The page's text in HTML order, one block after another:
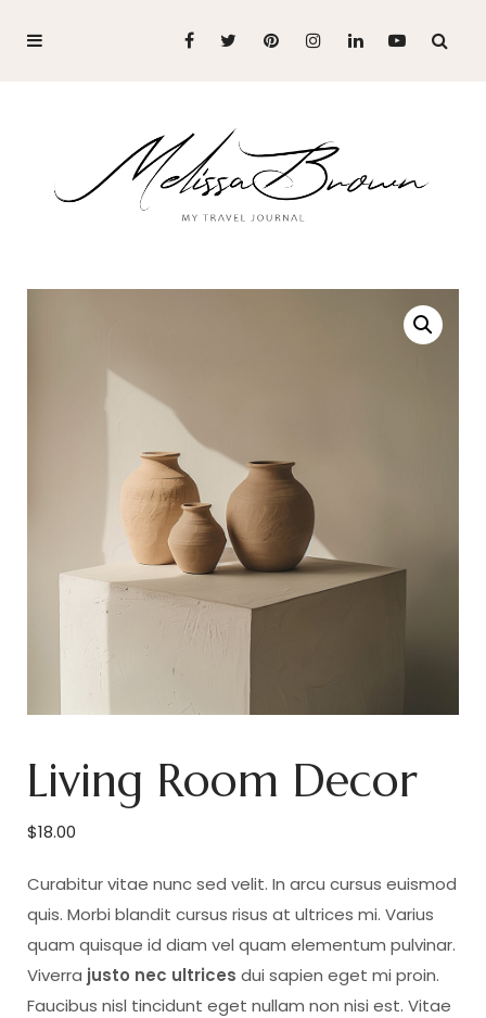
Living Room Decor
$18.00
Curabitur vitae nunc sed velit. In arcu cursus euismod
quis. Morbi blandit cursus risus at ultrices mi. Varius
quam quisque id diam vel quam elementum pulvinar.
Viverra justo nec ultrices dui sapien eget mi proin.
Faucibus nisl tincidunt eget nullam non nisi est. Vitae